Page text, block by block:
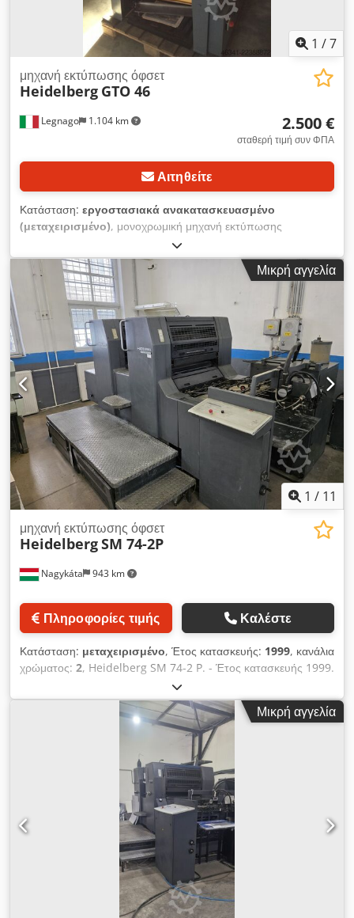
1 /7
Legnago 1.104 km
μηχανή εκτύπωσης όφσετ
Heidelberg GTO 46
2.500 €
σταθερή τιμή συν ΦΠΑ
Αιτηθείτε
Κατάσταση: εργοστασιακά ανακατασκευασμένο
(μεταχειρισμένο), μονοχρωμική μηχανή εκτύπωσης
HEIDELBERG, μοντέλο GTO 46 Plus, με σύστημα υγρασίας
IPAR, όλα τα ρολά είναι καινούργια. Έχει υποστεί πλήρη
ανακαίνιση. Djdpfsznkfkox Aaiokr
Μικρή αγγελία
1 / 11
Nagykáta 943 km
μηχανή εκτύπωσης όφσετ
HeidelbergSM 74-2P
Πληροφορίες τιμής Καλέστε
Κατάσταση: μεταχειρισμένο, Έτος κατασκευής: 1999, κανάλια
χρώματος: 2, Heidelberg SM 74-2 P. - Έτος κατασκευής 1999.
- 57 εκατομμύρια εκτυπώσεις. - Σύστημα υγρασίας με αλκοόλ,
με Baldvin. - Σύστημα καθαρισμού των βαρελιών μελανιού. -
Σύστημα καθαρισμού των κυλίνδρων εκτύπωσης.
Dkodpszlgpysfx Aaier - Αεροπετάσμα. - Σύστημα διασποράς
σκόνης. - Σύστημα διπλής εκτύπωσης (2+0; 1+1). - Δεν
υπάρχουν φθορές στους κυλίνδρους. Το μηχάνημα βρίσκεται
στην κατοχή μας, αλλά είναι τοποθετημένο εντός της
περίμετρου ενός σωφρονιστικού καταστήματος, επομένως δεν
είναι δυνατή η λήψη βίντεο ή φωτογραφιών, ούτε η προσωπική
του επιθεώρηση. Κάθε μηχάνημα αποτελεί ιδιοκτησία μας!
Μικρή αγγελία